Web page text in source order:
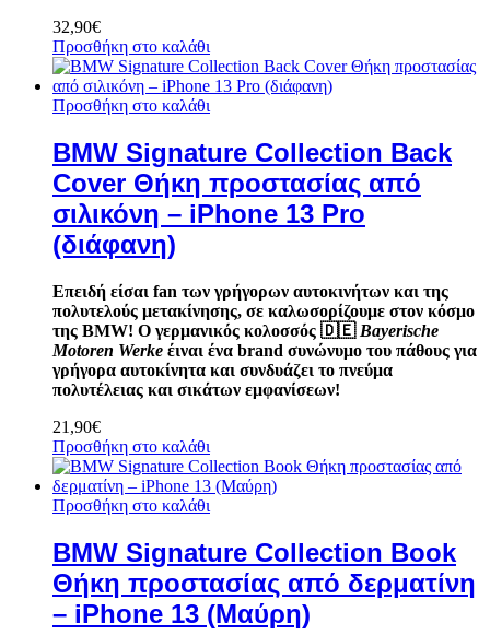
32,90€
Προσθήκη στο καλάθι
Προσθήκη στο καλάθι
BMW Signature Collection Back
Cover Θήκη προστασίας από
σιλικόνη – iPhone 13 Pro
(διάφανη)
Επειδή είσαι fan των γρήγορων αυτοκινήτων και της
πολυτελούς μετακίνησης, σε καλωσορίζουμε στον κόσμο
της BMW! Ο γερμανικός κολοσσός 🇩🇪 Bayerische
Motoren Werke έιναι ένα brand συνώνυμο του πάθους για
γρήγορα αυτοκίνητα και συνδυάζει το πνεύμα
πολυτέλειας και σικάτων εμφανίσεων!
21,90€
Προσθήκη στο καλάθι
Προσθήκη στο καλάθι
BMW Signature Collection Book
Θήκη προστασίας από δερματίνη
– iPhone 13 (Μαύρη)